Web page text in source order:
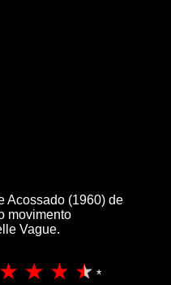
Acossado (1960) de
movimento
Vague.
*